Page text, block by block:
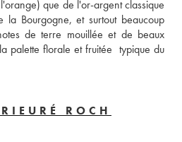
que de l'or-argent classique
Bourgogne, et surtout beaucoup
de terre mouillée et de beaux
palette florale et fruitée  typique du
ROCH